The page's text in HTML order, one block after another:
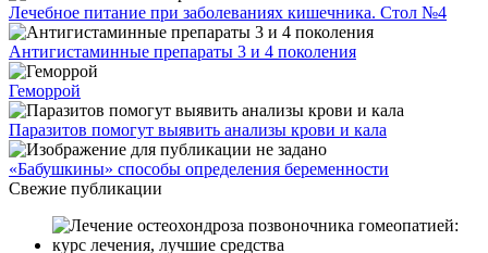
Лечебное питание при заболеваниях кишечника. Стол №4
Антигистаминные препараты 3 и 4 поколения
Геморрой
Паразитов помогут выявить анализы крови и кала
«Бабушкины» способы определения беременности
Свежие публикации